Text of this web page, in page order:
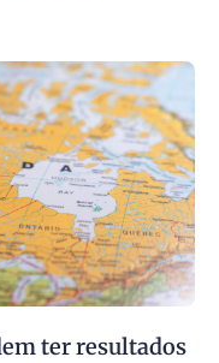
ter resultados